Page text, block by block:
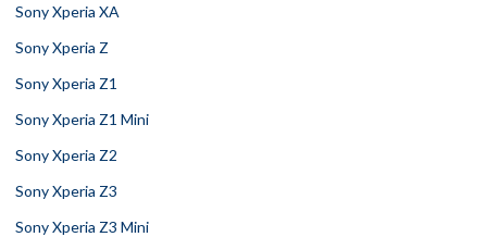
Sony Xperia XA
Sony Xperia Z
Sony Xperia Z1
Sony Xperia Z1 Mini
Sony Xperia Z2
Sony Xperia Z3
Sony Xperia Z3 Mini